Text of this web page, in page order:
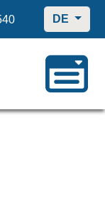
DE